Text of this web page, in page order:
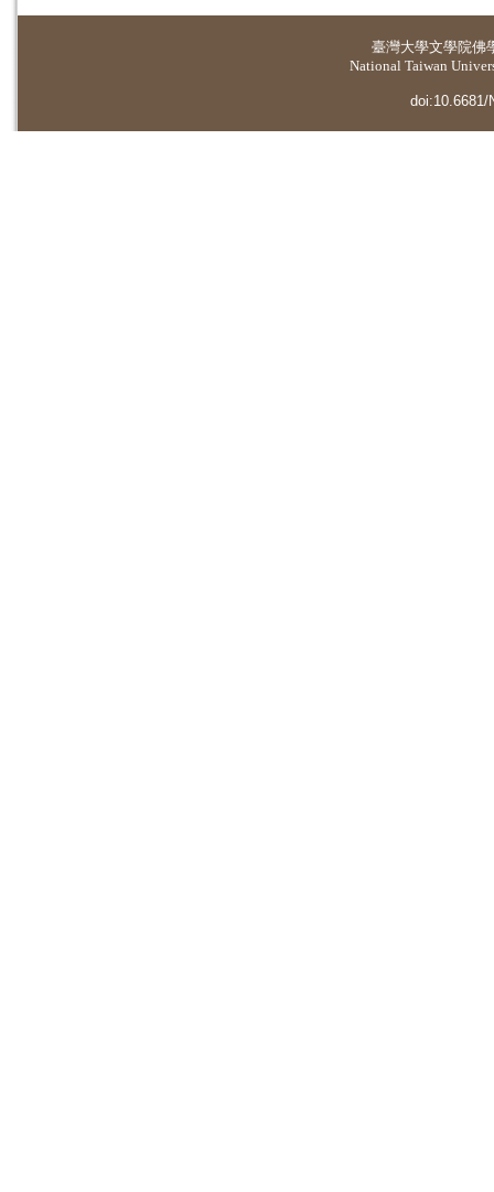
臺灣大學文學院佛
National Taiwan
doi:10.6681/